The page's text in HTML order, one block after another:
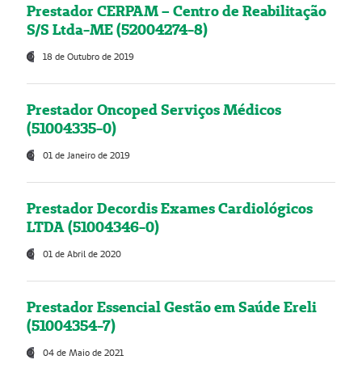
Prestador CERPAM – Centro de Reabilitação
S/S Ltda-ME (52004274-8)
18 de Outubro de 2019
Prestador Oncoped Serviços Médicos
(51004335-0)
01 de Janeiro de 2019
Prestador Decordis Exames Cardiológicos
LTDA (51004346-0)
01 de Abril de 2020
Prestador Essencial Gestão em Saúde Ereli
(51004354-7)
04 de Maio de 2021